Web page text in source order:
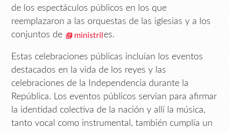
de los espectáculos públicos en los que
reemplazaron a las orquestas de las iglesias y a los
conjuntos de
ministril es.
Estas celebraciones públicas incluían los eventos
destacados en la vida de los reyes y las
celebraciones de la Independencia durante la
República. Los eventos públicos servían para afirmar
la identidad colectiva de la nación y allí la música,
tanto vocal como instrumental, también cumplía un